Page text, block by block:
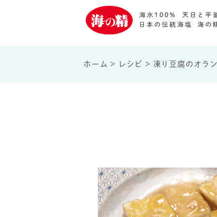
ホーム > レシピ > 凍り豆腐のオラ